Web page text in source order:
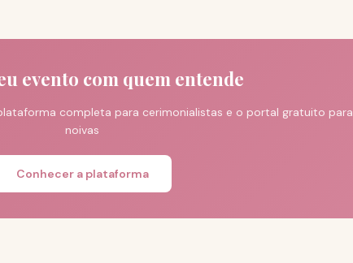
evento com quem entende
completa para cerimonialistas e o portal gratuito para
noivas
Conhecer a plataforma